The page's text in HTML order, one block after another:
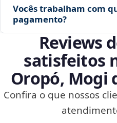
Vocês trabalham com
pagamento?
Reviews
satisfeitos
Oropó, Mogi
Confira o que nossos